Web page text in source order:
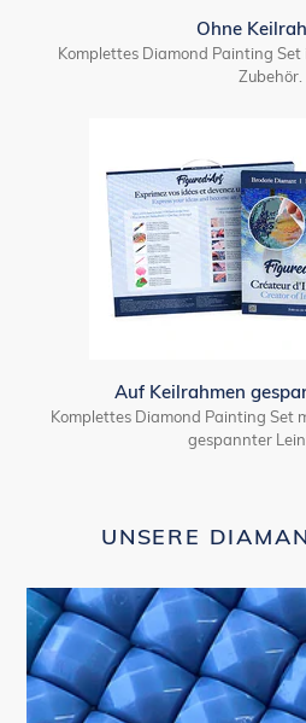
Ohne
Komplettes Diamond Painting
Zubehör.
Auf Keilrahmen
Komplettes Diamond Painting Set
gespannter
UNSERE